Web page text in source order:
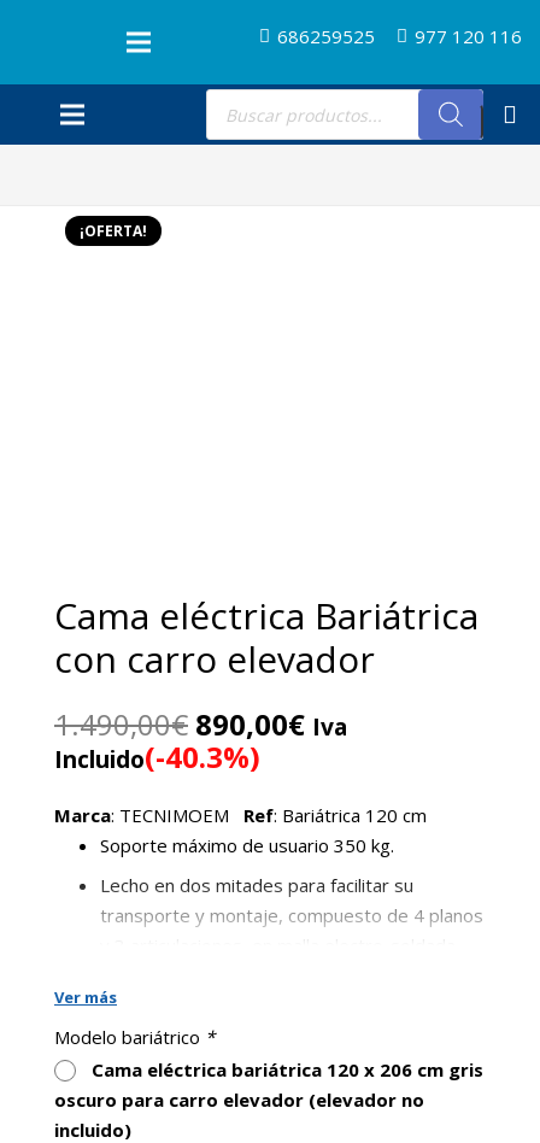
686259525 977 120 116
Búsqueda
productos
¡OFERTA!
Cama eléctrica Bariátrica
con carro elevador
1.490,00€ El
precio
original
era:
1.490,00€.
890,00€El
es:
890,00€.
Iva
Incluido(-40.3%)
Marca: TECNIMOEM Ref: Bariátrica 120 cm
Soporte máximo de usuario 350 kg.
Lecho en dos mitades para facilitar su
transporte y montaje, compuesto de 4 planos
piecero 120 x 206 cm
Distancia de seguridad de 30 mm entre
articulaciones y bastidor exterior.
Ver más
Modelo bariátrico *
Cama eléctrica bariátrica 120 x 206 cm gris
oscuro para carro elevador (elevador no
incluido)